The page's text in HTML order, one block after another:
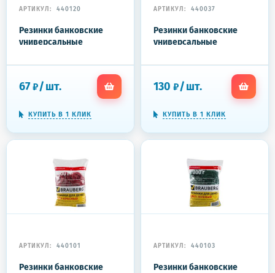
АРТИКУЛ: 440120
Резинки банковские
универсальные
ОФИСМАГ 100 г, цветные,
натуральный каучук,
440120
67 ₽/шт.
КУПИТЬ В 1 КЛИК
АРТИКУЛ: 440037
Резинки банковские
универсальные
BRAUBERG 200 г,
цветные, натуральный
каучук, 440037
130 ₽/шт.
КУПИТЬ В 1 КЛИК
АРТИКУЛ: 440101
Резинки банковские
АРТИКУЛ: 440103
Резинки банковские